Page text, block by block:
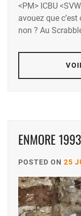
<PM> ICBU
avouez que
non ? Au
ENMORE 1993
POSTED ON 25